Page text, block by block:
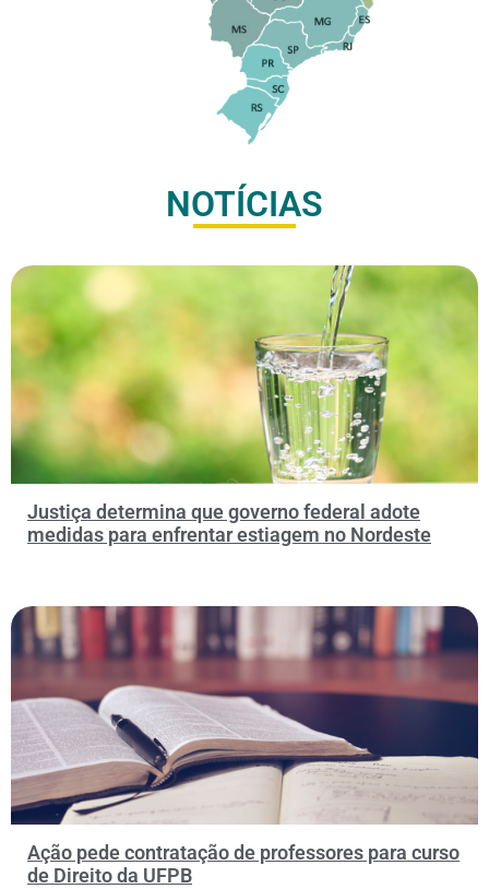
NOTÍCIAS
Justiça determina que governo federal adote
medidas para enfrentar estiagem no Nordeste
Ação pede contratação de professores para curso
de Direito da UFPB